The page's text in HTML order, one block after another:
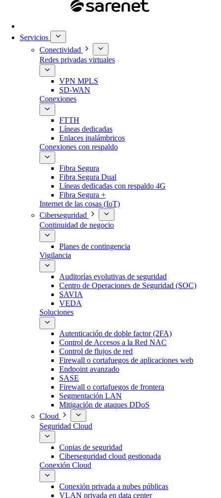
Servicios
Conectividad
Redes privadas virtuales
VPN MPLS
SD-WAN
Conexiones
FTTH
Líneas dedicadas
Enlaces inalámbricos
Conexiones con respaldo
Fibra Segura
Fibra Segura Dual
Líneas dedicadas con respaldo 4G
Fibra Segura +
Internet de las cosas (IoT)
Ciberseguridad
Continuidad de negocio
Planes de contingencia
Vigilancia
Auditorías evolutivas de seguridad
Centro de Operaciones de Seguridad (SOC)
SAVIA
VEDA
Soluciones
Autenticación de doble factor (2FA)
Control de Accesos a la Red NAC
Control de flujos de red
Firewall o cortafuegos de aplicaciones web
Endpoint avanzado
SASE
Firewall o cortafuegos de frontera
Segmentación LAN
Mitigación de ataques DDoS
Cloud
Seguridad Cloud
Copias de seguridad
Ciberseguridad cloud gestionada
Conexión Cloud
Conexión privada a nubes públicas
VLAN privada en data center